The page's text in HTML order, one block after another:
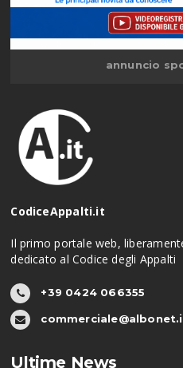
annuncio
CodiceAppalti.it
Il primo portale web,
dedicato al Codice degli Appalti
+39 0424 066355
Ultime News